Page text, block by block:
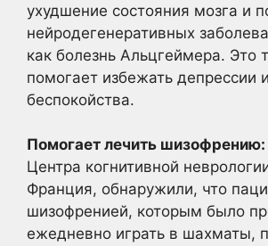
ухудшение состояния мозга и
нейродегенеративных
как болезнь Альцгеймера. Это
помогает избежать депрессии и
беспокойства.
Помогает лечить шизофрению:
Центра когнитивной
Франция, обнаружили, что
шизофренией, которым было
ежедневно играть в шахматы,